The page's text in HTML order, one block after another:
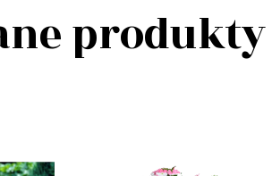
produkty